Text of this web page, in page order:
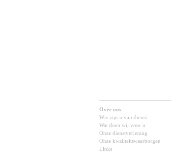
Over ons
Wie zijn u van dienst
Wat doen wij voor u
Onze dienstverlening
Onze kwaliteitswaarborgen
Links